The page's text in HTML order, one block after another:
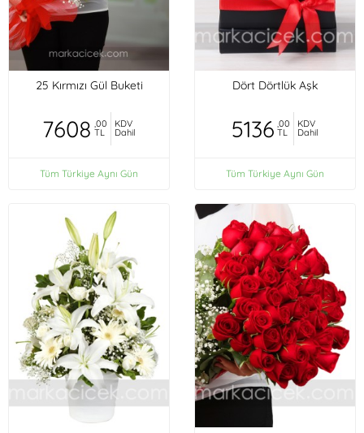
25 Kırmızı Gül Buketi
7608 ,00
TL
KDV
Dahil
Tüm Türkiye Aynı Gün
Dört Dörtlük Aşk
5136 ,00
TL
KDV
Dahil
Tüm Türkiye Aynı Gün